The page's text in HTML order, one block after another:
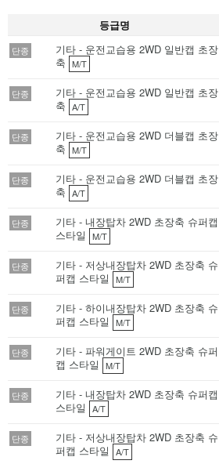
등급명
단종
기타 - 운전교습용 2WD 일반캡 초장
축 M/T
단종
기타 - 운전교습용 2WD 일반캡 초장
축 A/T
단종
기타 - 운전교습용 2WD 더블캡 초장
축 M/T
단종
기타 - 운전교습용 2WD 더블캡 초장
축 A/T
단종
기타 - 내장탑차 2WD 초장축 슈퍼캡
스타일
M/T
단종
기타 - 저상내장탑차 2WD 초장축 슈
퍼캡 스타일
M/T
단종
기타 - 하이내장탑차 2WD 초장축 슈
퍼캡 스타일
M/T
단종
기타 - 파워게이트 2WD 초장축 슈퍼
캡 스타일
M/T
단종
기타 - 내장탑차 2WD 초장축 슈퍼캡
스타일
A/T
단종
기타 - 저상내장탑차 2WD 초장축 슈
퍼캡 스타일
A/T